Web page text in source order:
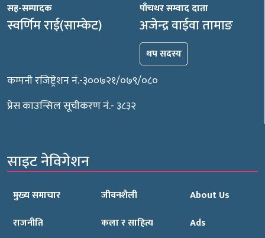
सह-सम्पादक
स्वर्णिम राई(साम्केट)
पाँचथर सम्वाद दाता
अजेन्द्र वाईवा तामाङ
थप सदस्य
कम्पनी रजिष्ट्रेशन नं.-३००७२१/०७९/०८०
प्रेस काउन्सिल सूचीकरण नं.- ३८३२
साइट नेविगेशन
मुख्य समाचार
राजनीति
जीवनशैली
कला र साहित्य
About Us
Ads